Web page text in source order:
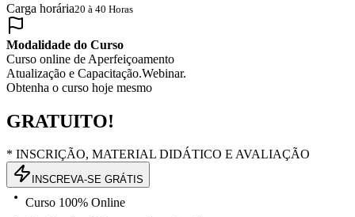
Carga horária20 à 40 Horas
Modalidade do Curso
Curso online de Aperfeiçoamento
Atualização e Capacitação.Webinar.
Obtenha o curso hoje mesmo
GRATUITO!
* INSCRIÇÃO, MATERIAL DIDÁTICO E AVALIAÇÃO
INSCREVA-SE GRÁTIS
Curso 100% Online